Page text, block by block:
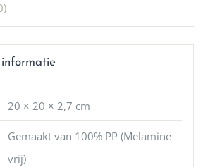
20 × 20 × 2,7 cm
Gemaakt van 100% PP (Melamine
vrij)